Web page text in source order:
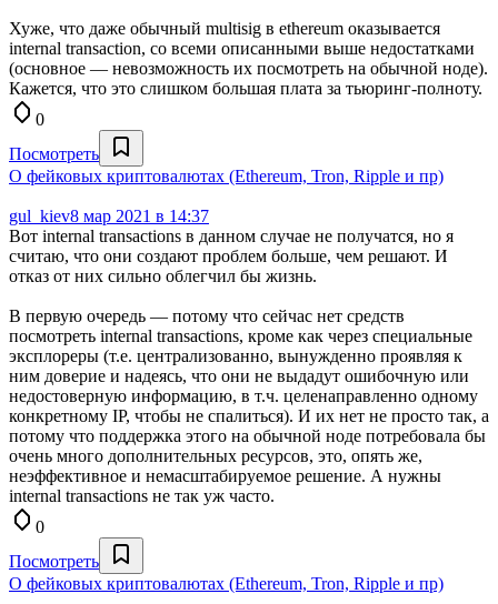
Хуже, что даже обычный multisig в ethereum оказывается
internal transaction, со всеми описанными выше недостатками
(основное — невозможность их посмотреть на обычной ноде).
Кажется, что это слишком большая плата за тьюринг-полноту.
0
Посмотреть
О фейковых криптовалютах (Ethereum, Tron, Ripple и пр)
gul_kiev8 мар 2021 в 14:37
Вот internal transactions в данном случае не получатся, но я
считаю, что они создают проблем больше, чем решают. И
отказ от них сильно облегчил бы жизнь.
В первую очередь — потому что сейчас нет средств
посмотреть internal transactions, кроме как через специальные
эксплореры (т.е. централизованно, вынужденно проявляя к
ним доверие и надеясь, что они не выдадут ошибочную или
недостоверную информацию, в т.ч. целенаправленно одному
конкретному IP, чтобы не спалиться). И их нет не просто так, а
потому что поддержка этого на обычной ноде потребовала бы
очень много дополнительных ресурсов, это, опять же,
неэффективное и немасштабируемое решение. А нужны
internal transactions не так уж часто.
0
Посмотреть
О фейковых криптовалютах (Ethereum, Tron, Ripple и пр)